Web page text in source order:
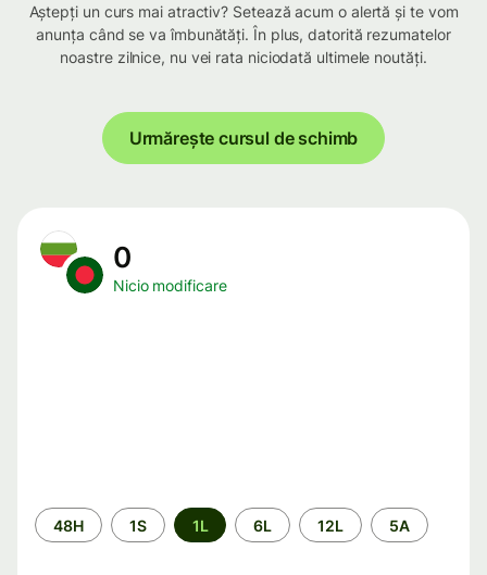
Aștepți un curs mai atractiv? Setează acum o alertă și te vom
anunța când se va îmbunătăți. În plus, datorită rezumatelor
noastre zilnice, nu vei rata niciodată ultimele noutăți.
Urmărește cursul de schimb
0
Nicio modificare
Perioada
48H 1S 1L 6L 12L 5A